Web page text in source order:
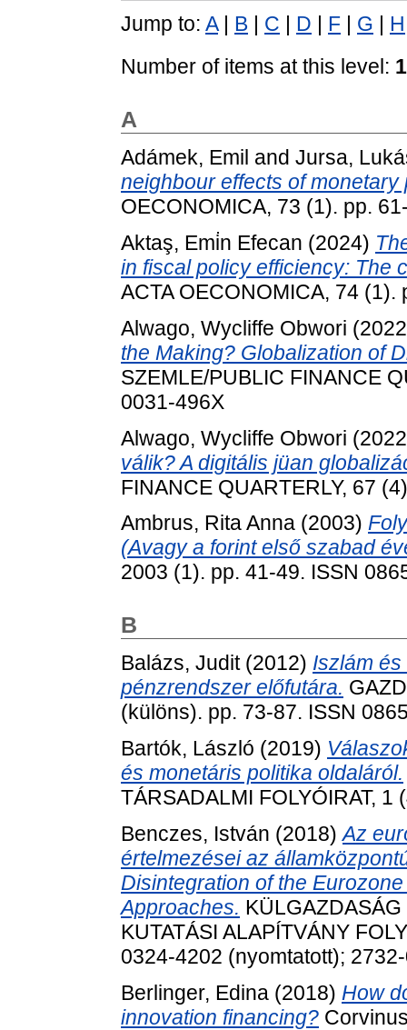
Jump to: A| B C D F G H
Number of items at this level:
A
Adámek, Emil and Jursa,
neighbour effects of
OECONOMICA, 73 (1). pp.
Aktaş, Emi̇n Efecan (2024)
in fiscal policy efficiency: The
ACTA OECONOMICA, 74
Alwago, Wycliffe Obwori
the Making? Globalization of
SZEMLE/PUBLIC FINANCE
0031-496X
Alwago, Wycliffe Obwori
válik? A digitális jüan
FINANCE QUARTERLY, 67
Ambrus, Rita Anna (2003)
(Avagy a forint első szabad
2003 (1). pp. 41-49. ISSN
B
Balázs, Judit(2012) Iszlám
pénzrendszer előfutára.
(különs). pp. 73-87. ISSN
Bartók, László (2019)
és monetáris politika oldaláról.
TÁRSADALMI FOLYÓIRAT,
Benczes, István (2018)Az
értelmezései az
Disintegration of the
Approaches.
KUTATÁSI ALAPÍTVÁNY
0324-4202 (nyomtatott);
Berlinger, Edina (2018) How
innovation financing?